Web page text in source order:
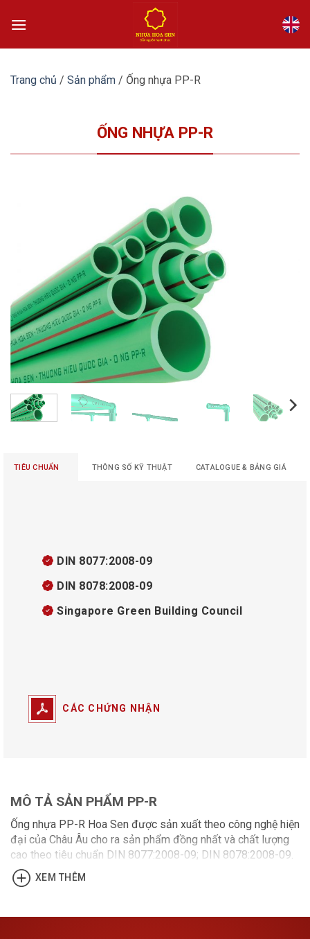
qua
dung
Trang chủ / Sản phẩm / Ống nhựa PP-R
ỐNG NHỰA PP-R
TIÊU CHUẨN THÔNG SỐ KỸ THUẬT CATALOGUE & BẢNG GIÁ
DIN 8077:2008-09
DIN 8078:2008-09
Singapore Green Building Council
CÁC CHỨNG NHẬN
MÔ TẢ SẢN PHẨM PP-R
Ống nhựa PP-R Hoa Sen được sản xuất theo công nghệ hiện
đại của Châu Âu cho ra sản phẩm đồng nhất và chất lượng
cao theo tiêu chuẩn DIN 8077:2008-09; DIN 8078:2008-09.
Phù hợp ứng dụng trong xây dựng dân dụng, công nghiệp,
nông nghiệp, y tế, hệ thống ống của các nhà máy năng lượng
XEM THÊM